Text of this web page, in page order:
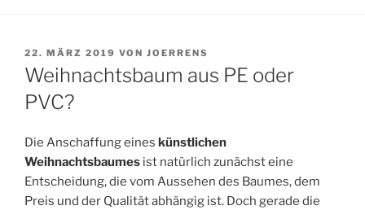
VERÖFFENTLICHT
AM
22. MÄRZ 2019 VON JOERRENS
Weihnachtsbaum aus PE oder
PVC?
Die Anschaffung eines künstlichen
Weihnachtsbaumes ist natürlich zunächst eine
Entscheidung, die vom Aussehen des Baumes, dem
Preis und der Qualität abhängig ist. Doch gerade die